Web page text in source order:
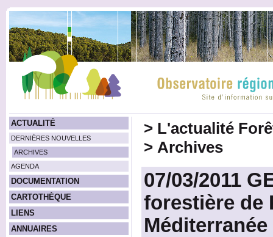
ACTUALITÉ
DERNIÈRES NOUVELLES
ARCHIVES
AGENDA
DOCUMENTATION
CARTOTHÈQUE
LIENS
ANNUAIRES
> L'actualité
> Archives
07/03/2011
forestière de
Méditerranée